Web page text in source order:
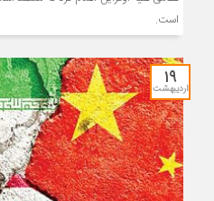
است.
۱۹
اردیبهشت